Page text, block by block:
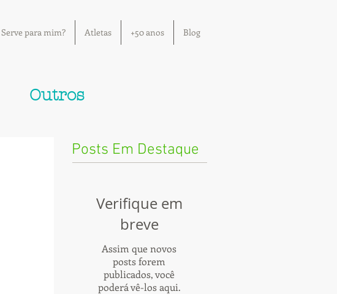
Serve para mim? Atletas +50 anos Blog
Outros
Posts Em Destaque
Verifique em
breve
Assim que novos
posts forem
publicados, você
poderá vê-los aqui.